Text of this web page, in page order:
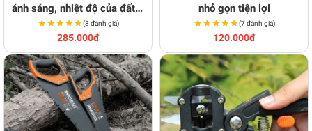
ánh sáng, nhiệt độ của đất 4
trong 1 đa năng
★★★★★
★★★★★(8 đánh giá)
285.000đ
nhỏ gọn tiện lợi
★★★★★
★★★★★(7 đánh giá)
120.000đ